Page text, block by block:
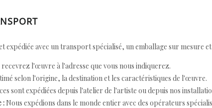
avec un transport spécialisé, un emballage sur mesure
recevrez l'œuvre à l'adresse que vous nous indiquerez.
selon l'origine, la destination et les caractéristiques de l'œuvre.
sont expédiées depuis l'atelier de l'artiste ou depuis nos
: Nous expédions dans le monde entier avec des opérateurs